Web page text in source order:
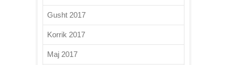
Gusht 2017
Korrik 2017
Maj 2017